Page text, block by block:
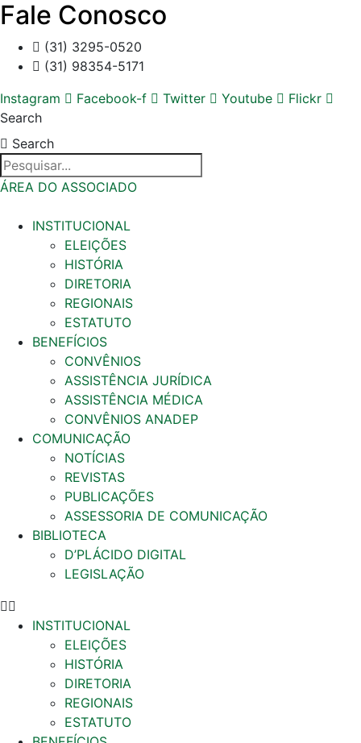
Fale Conosco
(31) 3295-0520
(31) 98354-5171
Instagram
Facebook-f Twitter Youtube
Flickr
Search
Search
ÁREA DO ASSOCIADO
INSTITUCIONAL
ELEIÇÕES
HISTÓRIA
DIRETORIA
REGIONAIS
ESTATUTO
BENEFÍCIOS
CONVÊNIOS
ASSISTÊNCIA JURÍDICA
ASSISTÊNCIA MÉDICA
CONVÊNIOS ANADEP
COMUNICAÇÃO
NOTÍCIAS
REVISTAS
PUBLICAÇÕES
ASSESSORIA DE COMUNICAÇÃO
BIBLIOTECA
D’PLÁCIDO DIGITAL
LEGISLAÇÃO
INSTITUCIONAL
ELEIÇÕES
HISTÓRIA
DIRETORIA
REGIONAIS
ESTATUTO